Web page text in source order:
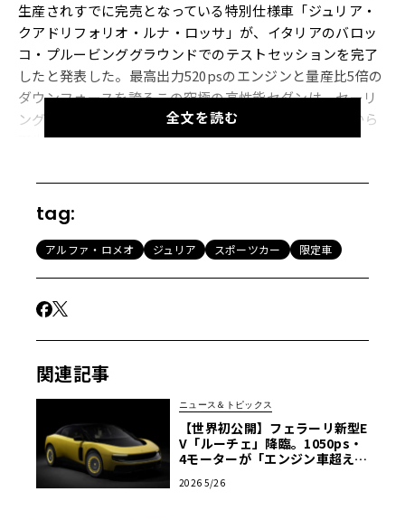
生産されすでに完売となっている特別仕様車「ジュリア・
クアドリフォリオ・ルナ・ロッサ」が、イタリアのバロッ
コ・プルービンググラウンドでのテストセッションを完了
したと発表した。最高出力520psのエンジンと量産比5倍の
ダウンフォースを誇るこの究極の高性能セダンは、セーリ
ングチームであるルナ・ロッサとのパートナーシップから
誕生した初のモデルだ。
使った内装。美しき限定車「ジュリア・クアドリフォリ
オ・ルナ・ロッサ」のディテールを確認する
伝説のサーキットが引き出す「究極のクアドリフォリ
オ」
ロッコは、1962年の開設以来、数々のレーシングカーやF
ーキットである。今回、ジュリア・クアドリフォリオ・ル
ナ・ロッサの最終テストが行われたのもこの場所だ。市販
モデルのクアドリフォリオの潜在能力を極限まで引き上げ
たこの限定車にとって、バロッコはまさに唯一の舞台であ
全文を読む
tag:
アルファ・ロメオ ジュリア スポーツカー 限定車
関連記事
ニュース＆トピックス
【世界初公開】フェラーリ新型E
V「ルーチェ」降臨。1050ps・
4モーターが「エンジン車超え」
2026 5/26